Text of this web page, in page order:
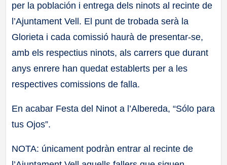
per la población i entrega dels ninots al recinte de
l’Ajuntament Vell. El punt de trobada serà la
Glorieta i cada comissió haurà de presentar-se,
amb els respectius ninots, als carrers que durant
anys enrere han quedat establerts per a les
respectives comissions de falla.
En acabar Festa del Ninot a l’Albereda, “Sólo para
tus Ojos”.
NOTA: únicament podràn entrar al recinte de